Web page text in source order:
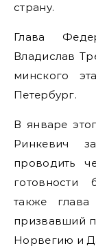
страну.
Глава
Владислав
минского
Петербург.
В январе
Ринкевич
проводить
готовности
также
призвавший
Норвегию и